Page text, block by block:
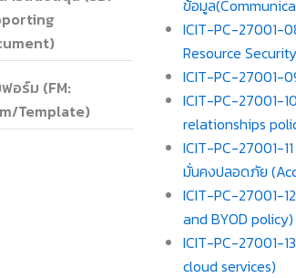
อร์ม (FM:
Template)
ข้อมูล
ICIT-PC-27001-
Resource
ICIT-PC-27001-
ICIT-PC-27001-
relationships
ICIT-PC-27001-
มั่นคงปลอดภัย
ICIT-PC-27001-
and BYOD policy)
ICIT-PC-27001-
cloud services)